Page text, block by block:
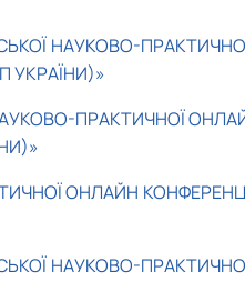
НАУКОВО-
УКРАЇНИ)»
ПРАКТИЧНОЇ
ОНЛАЙН
НАУКОВО-